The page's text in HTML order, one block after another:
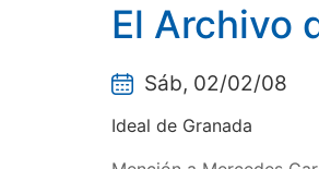
El Archivo
Sáb, 02/02/08
Ideal de Granada